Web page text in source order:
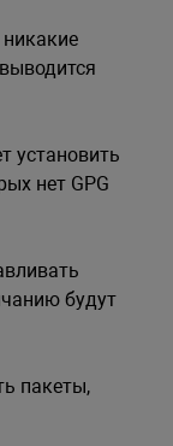
установить
нет GPG
будут
пакеты,